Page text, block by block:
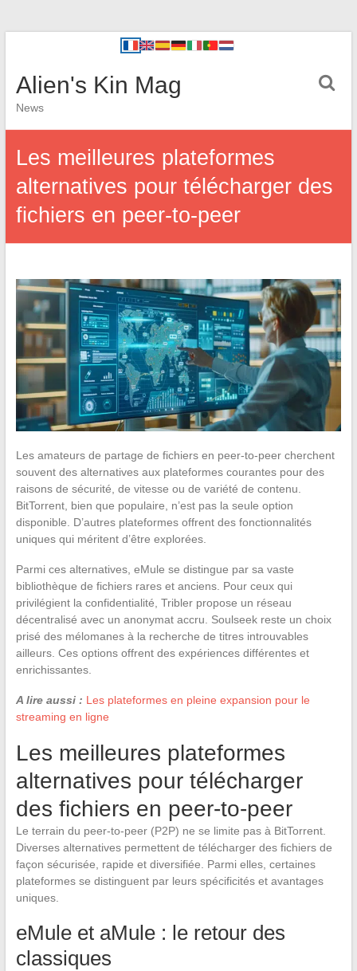
Alien's Kin Mag
News
Les meilleures plateformes
alternatives pour télécharger des
fichiers en peer-to-peer
Les amateurs de partage de fichiers en peer-to-peer cherchent
souvent des alternatives aux plateformes courantes pour des
raisons de sécurité, de vitesse ou de variété de contenu.
BitTorrent, bien que populaire, n’est pas la seule option
disponible. D’autres plateformes offrent des fonctionnalités
uniques qui méritent d’être explorées.
Parmi ces alternatives, eMule se distingue par sa vaste
bibliothèque de fichiers rares et anciens. Pour ceux qui
privilégient la confidentialité, Tribler propose un réseau
décentralisé avec un anonymat accru. Soulseek reste un choix
prisé des mélomanes à la recherche de titres introuvables
ailleurs. Ces options offrent des expériences différentes et
enrichissantes.
A lire aussi : Les plateformes en pleine expansion pour le
streaming en ligne
Les meilleures plateformes
alternatives pour télécharger
des fichiers en peer-to-peer
Le terrain du peer-to-peer (P2P) ne se limite pas à BitTorrent.
Diverses alternatives permettent de télécharger des fichiers de
façon sécurisée, rapide et diversifiée. Parmi elles, certaines
plateformes se distinguent par leurs spécificités et avantages
uniques.
eMule et aMule : le retour des
classiques